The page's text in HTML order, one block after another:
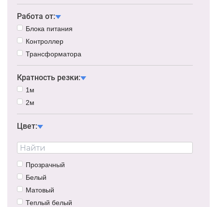
Работа от:
Блока питания
Контроллер
Трансформатора
Кратность резки:
1м
2м
Цвет:
Прозрачный
Белый
Матовый
Теплый белый